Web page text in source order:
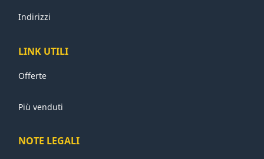
Indirizzi
LINK UTILI
Offerte
Più venduti
NOTE LEGALI